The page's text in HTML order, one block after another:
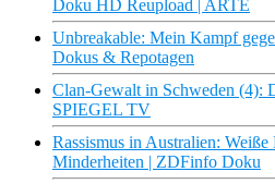
Doku HD Reupload | ARTE
Unbreakable: Mein Kampf
Dokus & Repotagen
Clan-Gewalt in Schweden (4):
SPIEGEL TV
Rassismus in Australien: Weiße
Minderheiten | ZDFinfo Doku